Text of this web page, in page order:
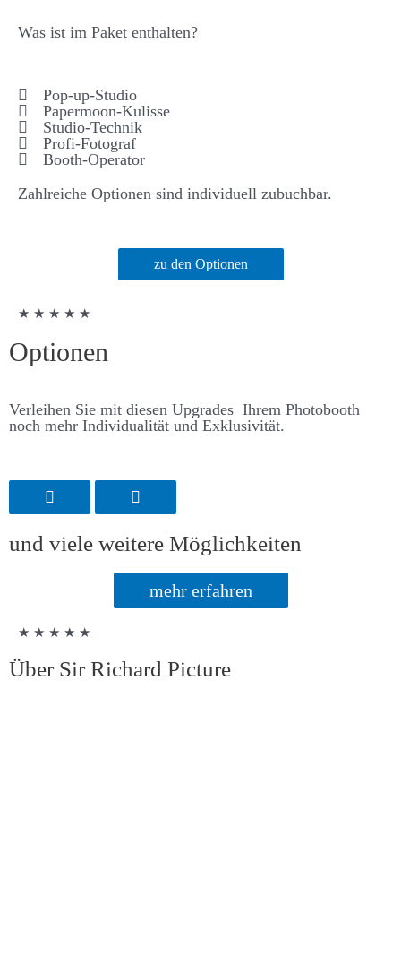
Was ist im Paket enthalten?
Pop-up-Studio
Papermoon-Kulisse
Studio-Technik
Profi-Fotograf
Booth-Operator
Zahlreiche Optionen sind individuell zubuchbar.
zu den Optionen
★ ★ ★ ★ ★
Optionen
Ver­leihen Sie mit diesen Up­grades Ihrem Photo­­booth
noch mehr Individualität und Ex­klusivität.
und viele weitere Möglichkeiten
mehr erfahren
★ ★ ★ ★ ★
Über Sir Richard Picture